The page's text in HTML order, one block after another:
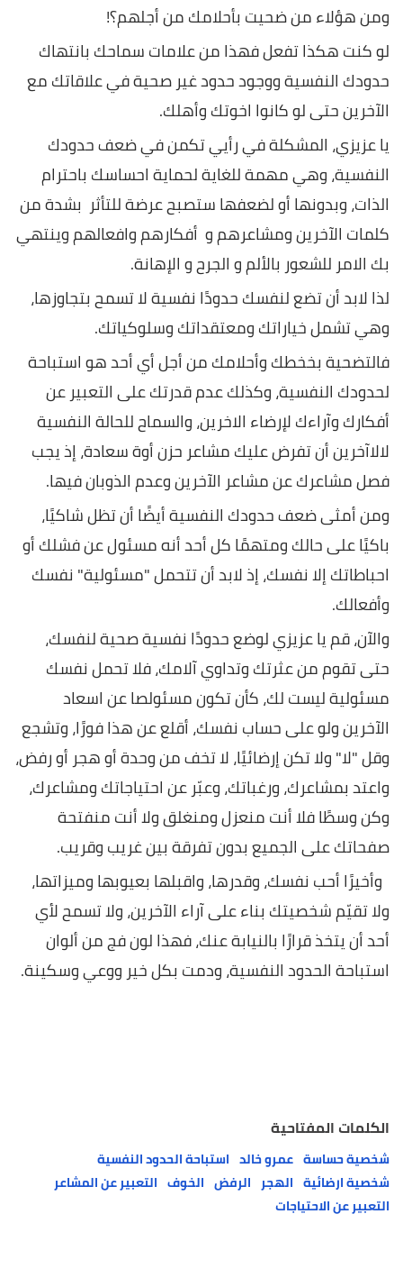
ومن هؤلاء من ضحيت بأحلامك من أجلهم؟!
لو كنت هكذا تفعل فهذا من علامات سماحك بانتهاك
حدودك النفسية ووجود حدود غير صحية في علاقاتك مع
الآخرين حتى لو كانوا اخوتك وأهلك.
يا عزيزي، المشكلة في رأيي تكمن في ضعف حدودك
النفسية، وهي مهمة للغاية لحماية احساسك باحترام
الذات، وبدونها أو لضعفها ستصبح عرضة للتأثر بشدة من
كلمات الآخرين ومشاعرهم و أفكارهم وافعالهم وينتهي
بك الامر للشعور بالألم و الجرح و الإهانة.
لذا لابد أن تضع لنفسك حدودًا نفسية لا تسمح بتجاوزها،
وهي تشمل خياراتك ومعتقداتك وسلوكياتك.
فالتضحية بخخطك وأحلامك من أجل أي أحد هو استباحة
لحدودك النفسية، وكذلك عدم قدرتك على التعبير عن
أفكارك وآراءك لإرضاء الاخرين، والسماح للحالة النفسية
لالاآخرين أن تفرض عليك مشاعر حزن أوة سعادة، إذ يجب
فصل مشاعرك عن مشاعر الآخرين وعدم الذوبان فيها.
ومن أمثى ضعف حدودك النفسية أيضًا أن تظل شاكيًا،
باكيًا على حالك ومتهمًا كل أحد أنه مسئول عن فشلك أو
احباطاتك إلا نفسك، إذ لابد أن تتحمل "مسئولية" نفسك
وأفعالك.
والآن، قم يا عزيزي لوضع حدودًا نفسية صحية لنفسك،
حتى تقوم من عثرتك وتداوي آلامك، فلا تحمل نفسك
مسئولية ليست لك، كأن تكون مسئولصا عن اسعاد
الآخرين ولو على حساب نفسك، أقلع عن هذا فورًا، وتشجع
وقل "لا" ولا تكن إرضائيًا، لا تخف من وحدة أو هجر أو رفض،
واعتد بمشاعرك، ورغباتك، وعبّر عن احتياجاتك ومشاعرك،
وكن وسطًا فلا أنت منعزل ومنغلق ولا أنت منفتحة
صفحاتك على الجميع بدون تفرقة بين غريب وقريب.
وأخيرًا أحب نفسك، وقدرها، واقبلها بعيوبها وميزاتها،
ولا تقيّم شخصيتك بناء على آراء الآخرين، ولا تسمح لأي
أحد أن يتخذ قرارًا بالنيابة عنك، فهذا لون فج من ألوان
استباحة الحدود النفسية، ودمت بكل خير ووعي وسكينة.
الكلمات المفتاحية
شخصية حساسة عمرو خالد استباحة الحدود النفسية
شخصية ارضائية الهجر الرفض الخوف التعبير عن المشاعر
التعبير عن الاحتياجات